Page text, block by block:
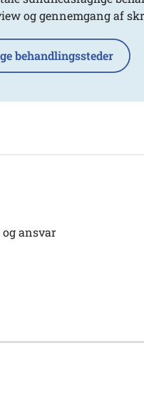
og gennemgang af
behandlingssteder
ansvar